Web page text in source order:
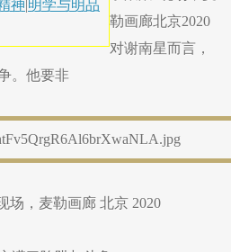
神|明学与明品
勒画廊北京2020
对谢南星而言，
。他要非
场，麦勒画廊 北京 2020